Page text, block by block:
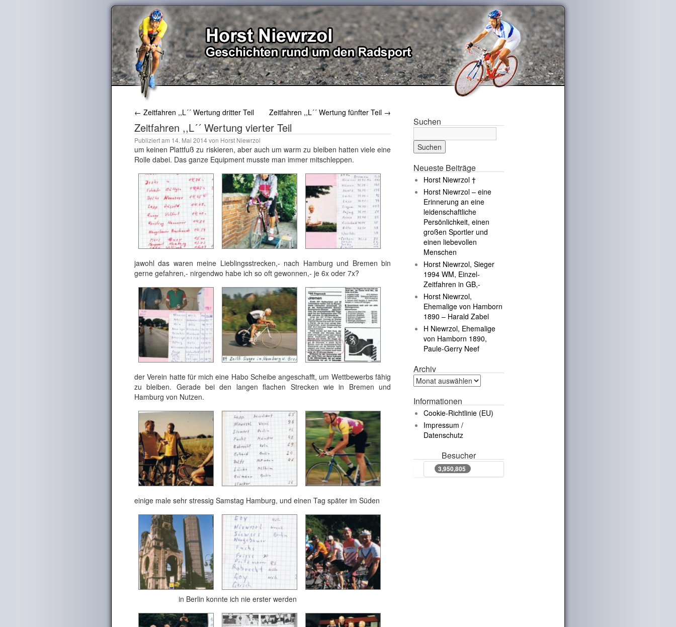
← Zeitfahren ,,L´´ Wertung dritter Teil Zeitfahren ,,L´´ Wertung fünfter Teil →
Zeitfahren ,,L´´ Wertung vierter Teil
Publiziert am 14. Mai 2014von Horst Niewrzol
um keinen Plattfuß zu riskieren, aber auch um warm zu bleiben hatten viele eine
Rolle dabei. Das ganze Equipment musste man immer mitschleppen.
jawohl das waren meine Lieblingsstrecken,- nach Hamburg und Bremen bin
gerne gefahren,- nirgendwo habe ich so oft gewonnen,- je 6x oder 7x?
der Verein hatte für mich eine Habo Scheibe angeschafft, um Wettbewerbs fähig
zu bleiben. Gerade bei den langen flachen Strecken wie in Bremen und
Hamburg von Nutzen.
einige male sehr stressig Samstag Hamburg, und einen Tag später im Süden
in Berlin konnte ich nie erster werden
Suchen
Neueste Beiträge
Horst Niewrzol †
Horst Niewrzol – eine
Erinnerung an eine
leidenschaftliche
Persönlichkeit, einen
großen Sportler und
einen liebevollen
Menschen
Horst Niewrzol, Sieger
1994 WM, Einzel-
Zeitfahren in GB,-
Horst Niewrzol,
Ehemalige von Hamborn
1890 – Harald Zabel
H Niewrzol, Ehemalige
von Hamborn 1890,
Paule-Gerry Neef
Archiv
Informationen
Cookie-Richtlinie (EU)
Impressum /
Datenschutz
Besucher
3,950,805
3,950,805